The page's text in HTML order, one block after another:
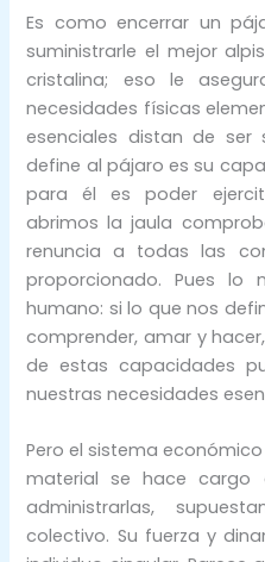
Es como encerrar un
suministrarle el mejor
cristalina; eso le
necesidades físicas
esenciales distan de
define al pájaro es su
para él es poder
abrimos la jaula
renuncia a todas las
proporcionado. Pues lo
humano: si lo que nos
comprender, amar y
de estas capacidades
nuestras necesidades
Pero el sistema
material se hace cargo
administrarlas,
colectivo. Su fuerza y